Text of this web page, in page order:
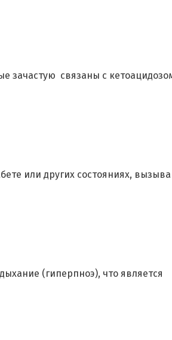
зачастую связаны с
или других состояниях,
(гиперпноэ), что является